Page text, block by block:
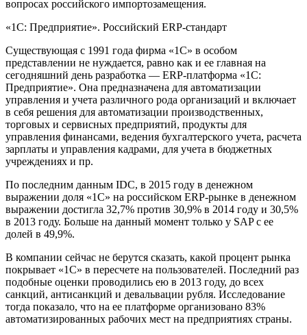
вопросах российского импортозамещения.
«1С: Предприятие». Российский ERP-стандарт
Существующая с 1991 года фирма «1С» в особом
представлении не нуждается, равно как и ее главная на
сегодняшний день разработка — ERP-платформа «1С:
Предприятие». Она предназначена для автоматизации
управления и учета различного рода организаций и включает
в себя решения для автоматизации производственных,
торговых и сервисных предприятий, продукты для
управления финансами, ведения бухгалтерского учета, расчета
зарплаты и управления кадрами, для учета в бюджетных
учреждениях и пр.
По последним данным IDC, в 2015 году в денежном
выражении доля «1С» на российском ERP-рынке в денежном
выражении достигла 32,7% против 30,9% в 2014 году и 30,5%
в 2013 году. Больше на данный момент только у SAP с ее
долей в 49,9%.
В компании сейчас не берутся сказать, какой процент рынка
покрывает «1С» в пересчете на пользователей. Последний раз
подобные оценки проводились ею в 2013 году, до всех
санкций, антисанкций и девальвации рубля. Исследование
тогда показало, что на ее платформе организовано 83%
автоматизированных рабочих мест на предприятиях страны.